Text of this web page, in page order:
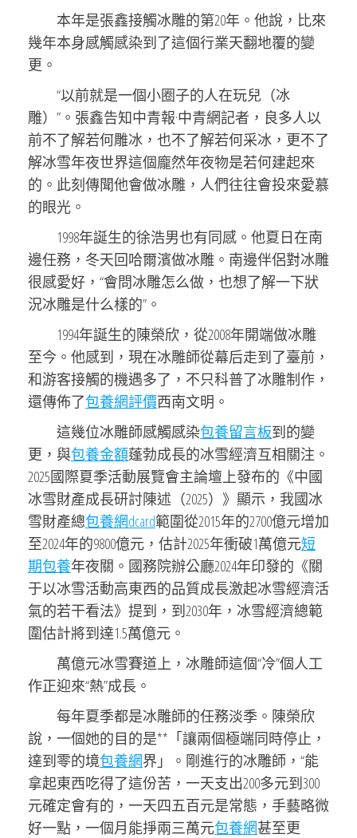
本年是張鑫接觸冰雕的第20年。他說，比來
幾年本身感觸感染到了這個行業天翻地覆的變
更。
“以前就是一個小圈子的人在玩兒（冰
雕）”。張鑫告知中青報·中青網記者，良多人以
前不了解若何雕冰，也不了解若何采冰，更不了
解冰雪年夜世界這個龐然年夜物是若何建起來
的。此刻傳聞他會做冰雕，人們往往會投來愛慕
的眼光。
1998年誕生的徐浩男也有同感。他夏日在南
邊任務，冬天回哈爾濱做冰雕。南邊伴侶對冰雕
很感愛好，“會問冰雕怎么做，也想了解一下狀
況冰雕是什么樣的”。
1994年誕生的陳榮欣，從2008年開端做冰雕
至今。他感到，現在冰雕師從幕后走到了臺前，
和游客接觸的機遇多了，不只科普了冰雕制作，
還傳佈了包養網評價西南文明。
這幾位冰雕師感觸感染包養留言板到的變
更，與包養金額蓬勃成長的冰雪經濟互相關注。
2025國際夏季活動展覽會主論壇上發布的《中國
冰雪財產成長研討陳述（2025）》顯示，我國冰
雪財產總包養網dcard範圍從2015年的2700億元增加
至2024年的9800億元，估計2025年衝破1萬億元短
期包養年夜關。國務院辦公廳2024年印發的《關
于以冰雪活動高東西的品質成長激起冰雪經濟活
氣的若干看法》提到，到2030年，冰雪經濟總範
圍估計將到達1.5萬億元。
萬億元冰雪賽道上，冰雕師這個“冷”個人工
作正迎來“熱”成長。
每年夏季都是冰雕師的任務淡季。陳榮欣
說，一個她的目的是**「讓兩個極端同時停止，
達到零的境包養網界」。剛進行的冰雕師，“能
拿起東西吃得了這份苦，一天支出200多元到300
元確定會有的，一天四五百元是常態，手藝略微
好一點，一個月能掙兩三萬元包養網甚至更